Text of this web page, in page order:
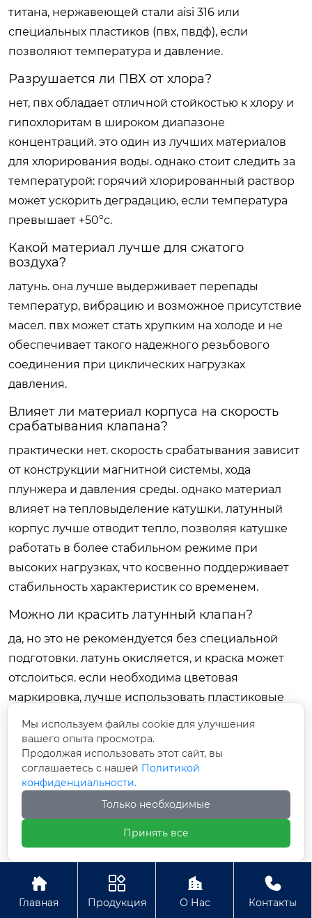
титана, нержавеющей стали aisi 316 или
специальных пластиков (пвх, пвдф), если
позволяют температура и давление.
Разрушается ли ПВХ от хлора?
нет, пвх обладает отличной стойкостью к хлору и
гипохлоритам в широком диапазоне
концентраций. это один из лучших материалов
для хлорирования воды. однако стоит следить за
температурой: горячий хлорированный раствор
может ускорить деградацию, если температура
превышает +50°c.
Какой материал лучше для сжатого
воздуха?
латунь. она лучше выдерживает перепады
температур, вибрацию и возможное присутствие
масел. пвх может стать хрупким на холоде и не
обеспечивает такого надежного резьбового
соединения при циклических нагрузках
давления.
Влияет ли материал корпуса на скорость
срабатывания клапана?
практически нет. скорость срабатывания зависит
от конструкции магнитной системы, хода
плунжера и давления среды. однако материал
влияет на тепловыделение катушки. латунный
корпус лучше отводит тепло, позволяя катушке
работать в более стабильном режиме при
высоких нагрузках, что косвенно поддерживает
стабильность характеристик со временем.
Можно ли красить латунный клапан?
да, но это не рекомендуется без специальной
подготовки. латунь окисляется, и краска может
отслоиться. если необходима цветовая
маркировка, лучше использовать пластиковые
красить специальными красками для пластика, но
это обычно делается только для защиты от уф-
излучения.
Заключение и рекомендации по
выбору поставщика
выбор между пвх и латунью для
химической стойкостью и механической
прочностью. не существует “плохого” или

Главная

Продукция

О Нас

Контакты
Мы используем файлы cookie для улучшения
вашего опыта просмотра.
Продолжая использовать этот сайт, вы
соглашаетесь с нашей Политикой
конфиденциальности.
Только необходимые
Принять все